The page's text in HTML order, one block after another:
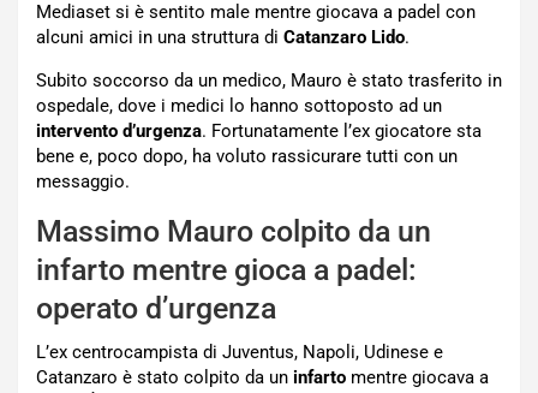
Mediaset si è sentito male mentre giocava a padel con
alcuni amici in una struttura di Catanzaro Lido.
Subito soccorso da un medico, Mauro è stato trasferito in
ospedale, dove i medici lo hanno sottoposto ad un
intervento d’urgenza. Fortunatamente l’ex giocatore sta
bene e, poco dopo, ha voluto rassicurare tutti con un
messaggio.
Massimo Mauro colpito da un
infarto mentre gioca a padel:
operato d’urgenza
L’ex centrocampista di Juventus, Napoli, Udinese e
Catanzaro è stato colpito da un infarto mentre giocava a